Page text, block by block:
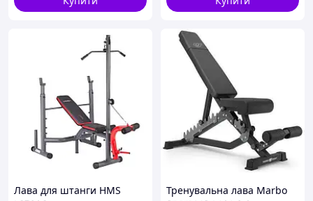
Практичні рішення для простого
Лава для штанги HMS
Тренувальна лава Marbo